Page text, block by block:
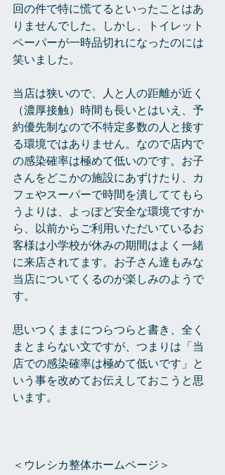
回の件で特に慌てるといったことはあ
りませんでした。しかし、トイレット
ペーパーが一時品切れになったのには
笑いました。
当店は狭いので、人と人の距離が近く
（濃厚接触）時間も長いとはいえ、予
約優先制なので不特定多数の人と接す
る環境ではありません。なので店内で
の感染確率は極めて低いのです。お子
さんをどこかの施設にあずけたり、カ
フェやスーパーで時間を潰しててもら
うよりは、よっぽど安全な環境ですか
ら、以前からご利用いただいているお
客様は小学校が休みの期間はよく一緒
に来店されてます。お子さん達もみな
当店についてくるのが楽しみのようで
す。
思いつくままにつらつらと書き、全く
まとまらない文ですが、つまりは「当
店での感染確率は極めて低いです」と
いう事を改めてお伝えしておこうと思
います。
＜ウレシカ整体ホームページ＞